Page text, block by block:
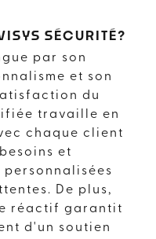
SÉCURITÉ?
par son
et son
du
travaille en
chaque client
et
De plus,
réactif garantit
d'un soutien